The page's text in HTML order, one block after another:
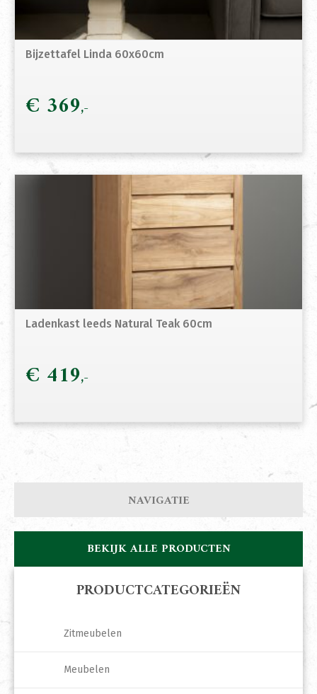
Bijzettafel Linda 60x60cm
€ 369
Ladenkast leeds Natural Teak 60cm
€ 419
NAVIGATIE
BEKIJK ALLE PRODUCTEN
PRODUCTCATEGORIEËN
Zitmeubelen
Meubelen